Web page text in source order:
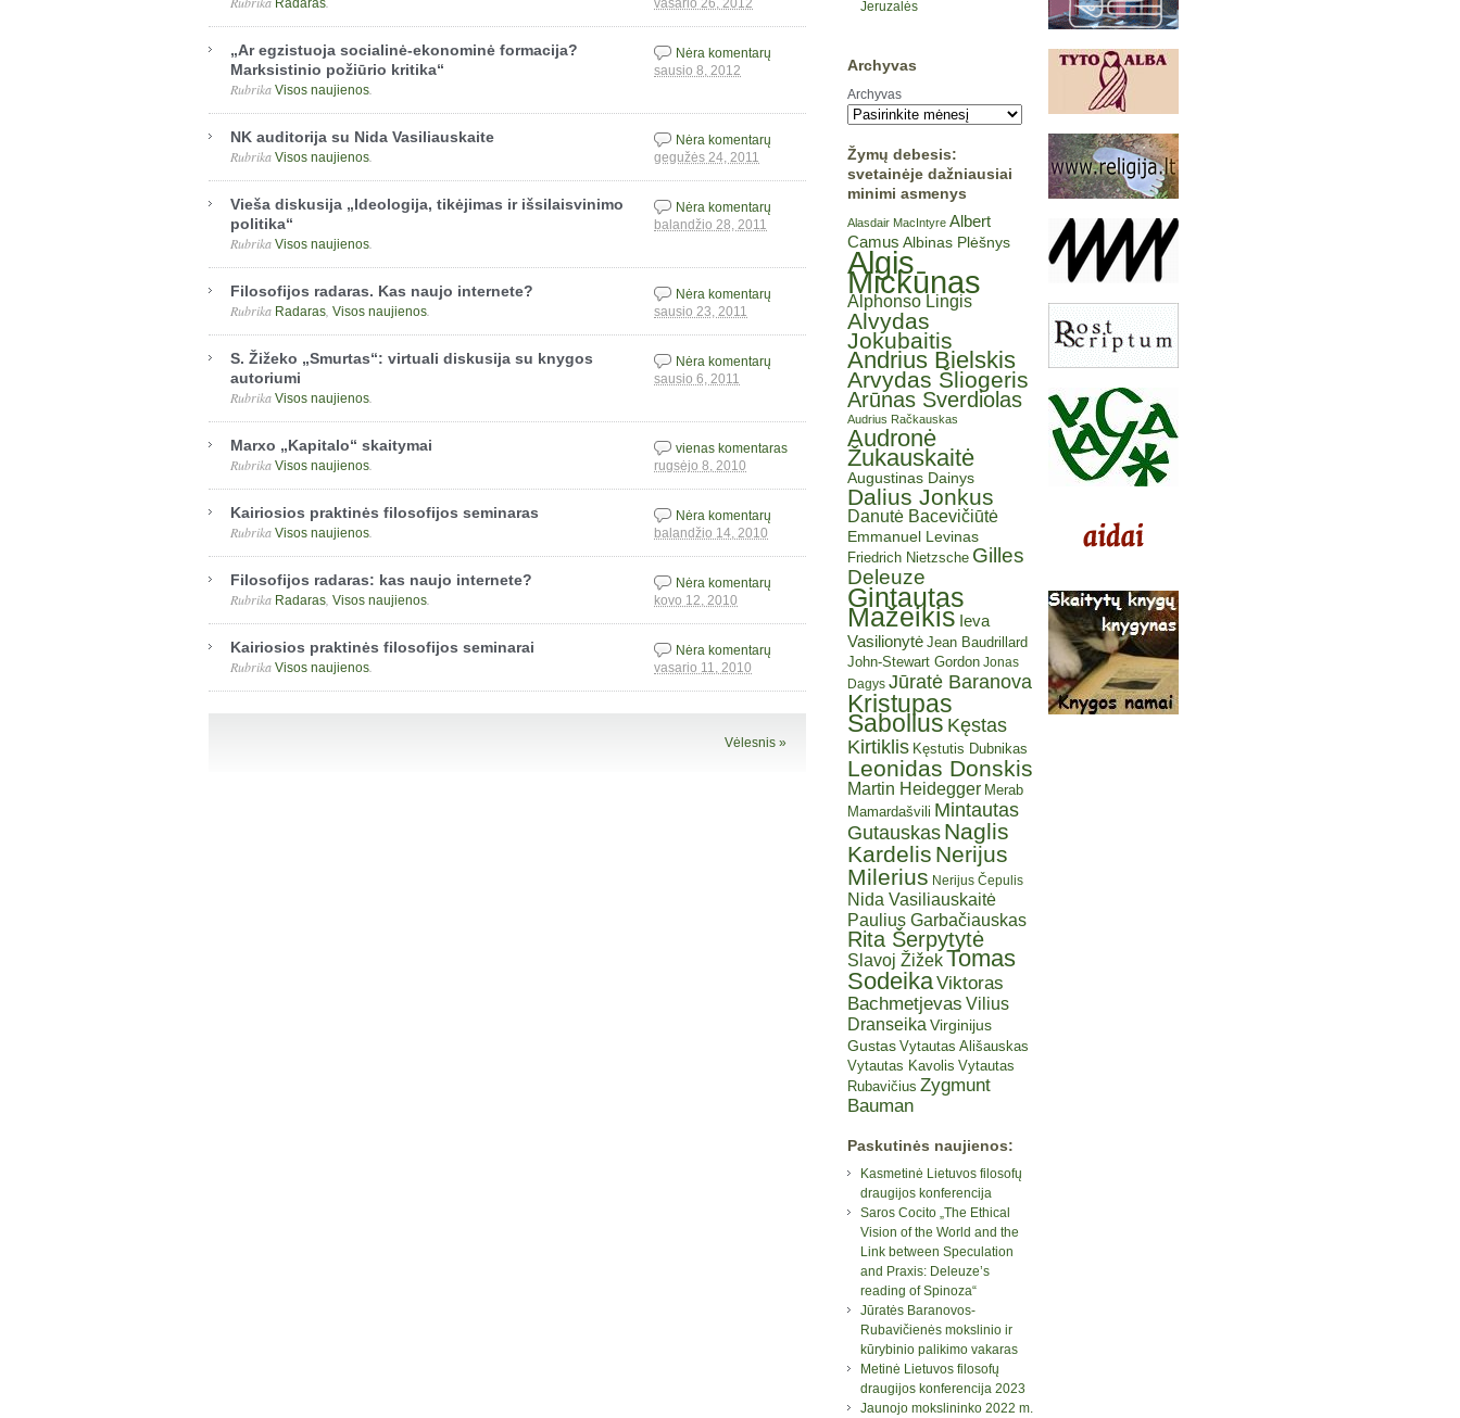
vasario 26, 2012
Radaras
„Ar egzistuoja socialinė-ekonominė formacija?
Marksistinio požiūrio kritika“
sausio 8, 2012
Rubrika Visos naujienos
Nėra komentarų
NK auditorija su Nida Vasiliauskaite
gegužės 24, 2011
Rubrika Visos naujienos
Nėra komentarų
Vieša diskusija „Ideologija, tikėjimas ir išsilaisvinimo
politika“
balandžio 28, 2011
Rubrika Visos naujienos
Nėra komentarų
Filosofijos radaras. Kas naujo internete?
sausio 23, 2011
Rubrika Radaras Visos naujienos
Nėra komentarų
S. Žižeko „Smurtas“: virtuali diskusija su knygos
autoriumi
sausio 6, 2011
Rubrika Visos naujienos
Nėra komentarų
Marxo „Kapitalo“ skaitymai
rugsėjo 8, 2010
Rubrika Visos naujienos
vienas komentaras
Kairiosios praktinės filosofijos seminaras
balandžio 14, 2010
Rubrika Visos naujienos
Nėra komentarų
Filosofijos radaras: kas naujo internete?
kovo 12, 2010
Rubrika Radaras Visos naujienos
Nėra komentarų
Kairiosios praktinės filosofijos seminarai
vasario 11, 2010
Rubrika Visos naujienos
Nėra komentarų
Vėlesnis »
Jeruzalės
Archyvas
Archyvas
Žymų debesis:
svetainėje dažniausiai
minimi asmenys
Alasdair MacIntyre Albert
Camus Albinas Plėšnys
Algis
Mickūnas
Alphonso Lingis
Alvydas
Jokubaitis
Andrius Bielskis
Arvydas Šliogeris
Arūnas Sverdiolas
Audrius Račkauskas
Audronė
Žukauskaitė
Augustinas Dainys
Dalius Jonkus
Danutė Bacevičiūtė
Emmanuel Levinas
Friedrich Nietzsche Gilles
Deleuze
Gintautas
Mažeikis Ieva
Vasilionytė Jean Baudrillard
John-Stewart Gordon Jonas
Dagys Jūratė Baranova
Kristupas
Sabolius Kęstas
Kirtiklis Kęstutis Dubnikas
Leonidas Donskis
Martin Heidegger Merab
Mamardašvili Mintautas
Gutauskas Naglis
Kardelis Nerijus
Milerius Nerijus Čepulis
Nida Vasiliauskaitė
Paulius Garbačiauskas
Rita Šerpytytė
Slavoj ŽižekTomas
SodeikaViktoras
Bachmetjevas Vilius
Dranseika Virginijus
Gustas Vytautas Ališauskas
Vytautas Kavolis Vytautas
Rubavičius Zygmunt
Bauman
Paskutinės naujienos:
Kasmetinė Lietuvos filosofų
draugijos konferencija
Saros Cocito „The Ethical
Vision of the World and the
Link between Speculation
and Praxis: Deleuze’s
reading of Spinoza“
Jūratės Baranovos-
Rubavičienės mokslinio ir
kūrybinio palikimo vakaras
Metinė Lietuvos filosofų
draugijos konferencija 2023
Jaunojo mokslininko 2022 m.